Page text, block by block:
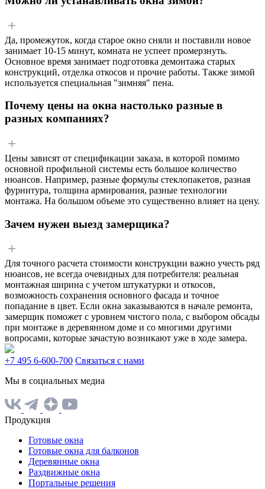
Да, промежуток, когда старое окно сняли и поставили новое
занимает 10-15 минут, комната не успеет промерзнуть.
Основное время занимает подготовка демонтажа старых
конструкций, отделка откосов и прочие работы. Также зимой
используется специальная "зимняя" пена.
Почему цены на окна настолько разные в
разных компаниях?
Цены зависят от спецификации заказа, в которой помимо
основной профильной системы есть большое количество
нюансов. Например, разные формулы стеклопакетов, разная
фурнитура, толщина армирования, разные технологии
монтажа. На большом объеме это существенно влияет на цену.
Зачем нужен выезд замерщика?
Для точного расчета стоимости конструкции важно учесть ряд
нюансов, не всегда очевидных для потребителя: реальная
монтажная ширина с учетом штукатурки и откосов,
возможность сохранения основного фасада и точное
попадание в цвет. Если окна заказываются в начале ремонта,
замерщик поможет с уровнем чистого пола, с выбором обсады
при монтаже в деревянном доме и со многими другими
вопросами, которые зачастую возникают уже в ходе замера.
+7 495 6-600-700 Связаться с нами
Мы в социальных медиа
Продукция
Готовые окна
Готовые окна для балконов
Деревянные окна
Раздвижные окна
Портальные решения